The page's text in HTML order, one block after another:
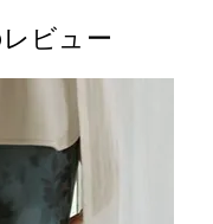
ビュー